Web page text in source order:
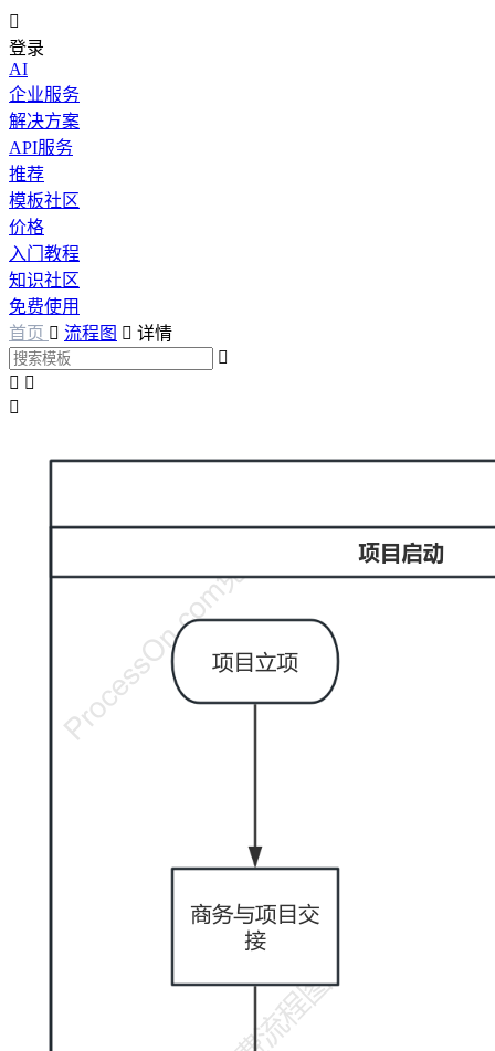

登录
AI
企业服务
解决方案
API服务
推荐
模板社区
价格
入门教程
知识社区
免费使用
首页  流程图  详情

 
